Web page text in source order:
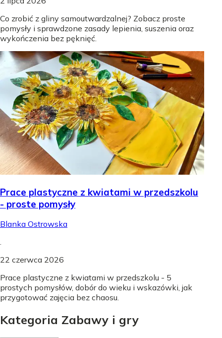
Co zrobić z gliny samoutwardzalnej? Zobacz proste
pomysły i sprawdzone zasady lepienia, suszenia oraz
wykończenia bez pęknięć.
Prace plastyczne z kwiatami w przedszkolu
- proste pomysły
Blanka Ostrowska
.
22 czerwca 2026
Prace plastyczne z kwiatami w przedszkolu - 5
prostych pomysłów, dobór do wieku i wskazówki, jak
przygotować zajęcia bez chaosu.
Kategoria Zabawy i gry